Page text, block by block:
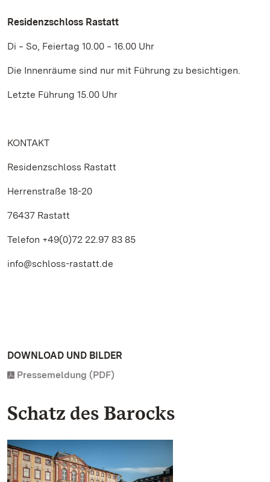
Residenzschloss Rastatt
Di ‒ So, Feiertag 10.00 ‒ 16.00 Uhr
Die Innenräume sind nur mit Führung zu besichtigen.
Letzte Führung 15.00 Uhr
KONTAKT
Residenzschloss Rastatt
Herrenstraße 18-20
76437 Rastatt
Telefon +49(0)72 22.97 83 85
info@schloss-rastatt.de
DOWNLOAD UND BILDER
Pressemeldung (PDF)
Schatz des Barocks